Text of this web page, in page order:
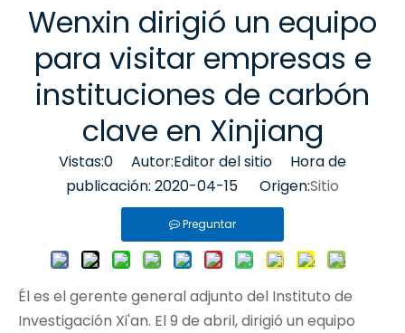
Wenxin dirigió un equipo
para visitar empresas e
instituciones de carbón
clave en Xinjiang
Vistas:0 Autor:Editor del sitio Hora de
publicación: 2020-04-15 Origen:Sitio
Preguntar
Él es el gerente general adjunto del Instituto de
Investigación Xi'an. El 9 de abril, dirigió un equipo